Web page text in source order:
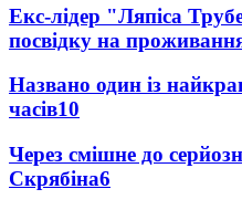
Екс-лідер "Ляпіса
посвідку на
Названо один із
часів10
Через смішне до
Скрябіна6